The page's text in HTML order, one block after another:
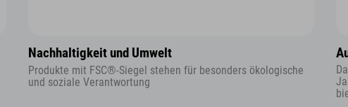
Nachhaltigkeit und Umwelt
Produkte mit FSC®-Siegel stehen für besonders ökologische
und soziale Verantwortung